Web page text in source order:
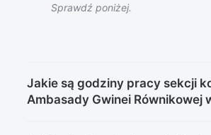
Sprawdź poniżej.
Jakie są godziny pracy sekcji
Ambasady Gwinei Równikowej